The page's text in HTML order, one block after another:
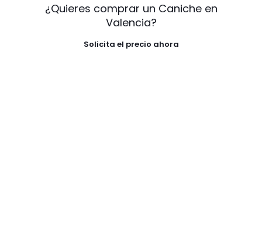
¿Quieres comprar un Caniche en
Valencia?
Solicita el precio ahora